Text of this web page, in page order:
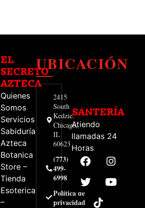
EL
SECRETO
AZTECA
Quienes
Somos
Servicios
Sabiduría
Azteca
Botanica
Store –
Tienda
Esoterica
–
UBICACIÓN
2415
South
Kedzie.
Chicago,
IL
60623
(773)
499-
6998
Política de
privacidad
SANTERÍA
Atiendo
llamadas 24
Horas